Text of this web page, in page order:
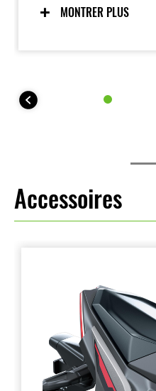
de la carrosserie
sentiment d’unité avec le
MONTRER PLUS
Accessoires